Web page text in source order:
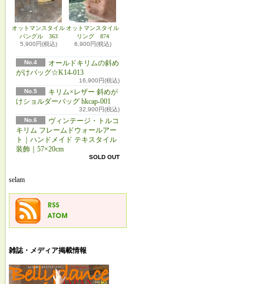
オットマンスタイル
バングル 363
5,900円(税込)
オットマンスタイル
リング 874
6,900円(税込)
No.4
オールドキリムの斜め
がけバッグ☆K14-013
16,900円(税込)
No.5
キリム×レザー 斜めが
けショルダーバッグ hkcap-001
32,900円(税込)
No.6
ヴィンテージ・トルコ
キリム フレームドウォールアー
ト｜ハンドメイド テキスタイル
装飾｜57×20cm
SOLD OUT
selam
雑誌・メディア掲載情報